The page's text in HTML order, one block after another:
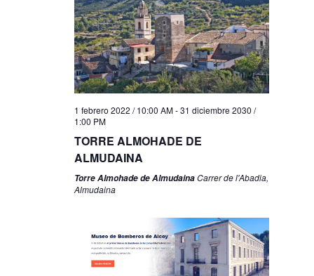
1 febrero 2022 / 10:00 AM-31 diciembre 2030 /
1:00 PM
TORRE ALMOHADE DE
ALMUDAINA
Torre Almohade de AlmudainaCarrer de l'Abadia,
Almudaina